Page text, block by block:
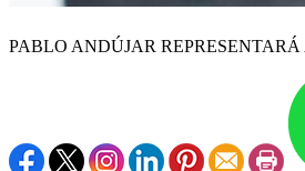
PABLO ANDÚJAR